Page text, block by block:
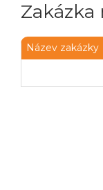
Zakázka
Název zakázky